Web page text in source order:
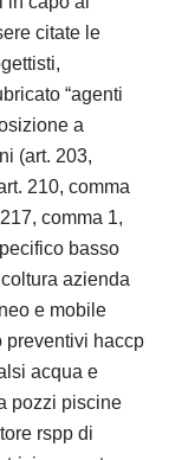
citate le
“agenti
a
(art. 203,
210, comma
comma 1,
basso
azienda
e mobile
preventivi haccp
acqua e
pozzi piscine
rspp di